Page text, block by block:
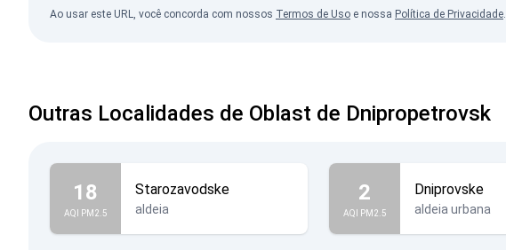
Ao usar este URL, você concorda com nossos Termos de Uso e nossa Política de Privacidade.
Outras Localidades de Oblast de Dnipropetrovsk
18
AQI PM2.5
Starozavodske
aldeia
2
AQI PM2.5
Dniprovske
aldeia urbana